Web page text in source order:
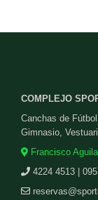
COMPLEJO
Canchas de
Gimnasio,
Francisco
4224 4513 |